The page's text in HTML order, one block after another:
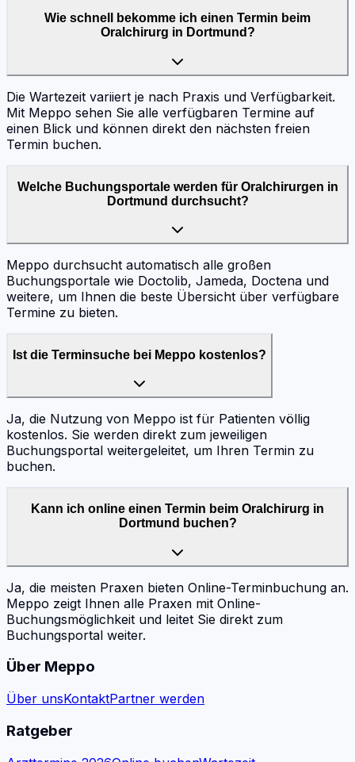
Wie schnell bekomme ich einen Termin beim
Oralchirurg in Dortmund?
Die Wartezeit variiert je nach Praxis und Verfügbarkeit.
Mit Meppo sehen Sie alle verfügbaren Termine auf
einen Blick und können direkt den nächsten freien
Termin buchen.
Welche Buchungsportale werden für Oralchirurgen in
Dortmund durchsucht?
Meppo durchsucht automatisch alle großen
Buchungsportale wie Doctolib, Jameda, Doctena und
weitere, um Ihnen die beste Übersicht über verfügbare
Termine zu bieten.
Ist die Terminsuche bei Meppo kostenlos?
Ja, die Nutzung von Meppo ist für Patienten völlig
kostenlos. Sie werden direkt zum jeweiligen
Buchungsportal weitergeleitet, um Ihren Termin zu
buchen.
Kann ich online einen Termin beim Oralchirurg in
Dortmund buchen?
Ja, die meisten Praxen bieten Online-Terminbuchung an.
Meppo zeigt Ihnen alle Praxen mit Online-
Buchungsmöglichkeit und leitet Sie direkt zum
Buchungsportal weiter.
Über Meppo
Über unsKontaktPartner werden
Ratgeber